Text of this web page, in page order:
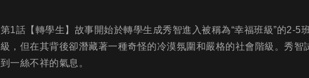
第1話【轉學生】故事開始於轉學生成秀智進入被稱為“幸福班級”的2-5
級，但在其背後卻潛藏著一種奇怪的冷漠氛圍和嚴格的社會階級。秀
到一絲不祥的氣息。